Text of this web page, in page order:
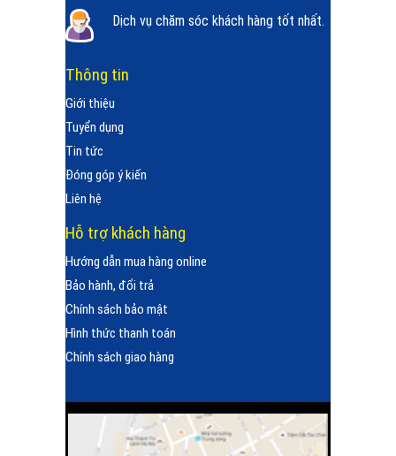
Dịch vụ chăm sóc khách hàng tốt nhất.
Thông tin
Giới thiệu
Tuyển dụng
Tin tức
Đóng góp ý kiến
Liên hệ
Hỗ trợ khách hàng
Hướng dẫn mua hàng online
Bảo hành, đổi trả
Chính sách bảo mật
Hình thức thanh toán
Chính sách giao hàng